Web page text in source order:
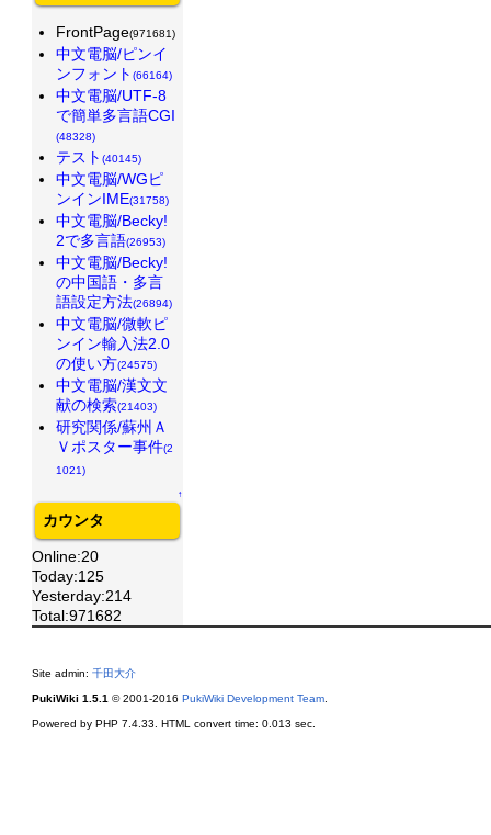
FrontPage(971681)
中文電脳/ピンイ
ンフォント (66164)
中文電脳/UTF-8
で簡単多言語CGI
(48328)
テスト (40145)
中文電脳/WGピ
ンインIME(31758)
中文電脳/Becky!
2で多言語(26953)
中文電脳/Becky!
の中国語・多言
語設定方法(26894)
中文電脳/微軟ピ
ンイン輸入法2.0
の使い方(24575)
中文電脳/漢文文
献の検索(21403)
研究関係/蘇州Ａ
Ｖポスター事件(2
1021)
↑
カウンタ
Online:20
Today:125
Yesterday:214
Total:971682
Site admin: 千田大介
PukiWiki 1.5.1 © 2001-2016 PukiWiki Development Team.
Powered by PHP 7.4.33. HTML convert time: 0.013 sec.